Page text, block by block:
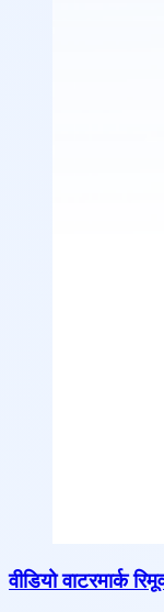
वीडियो वाटरमार्क